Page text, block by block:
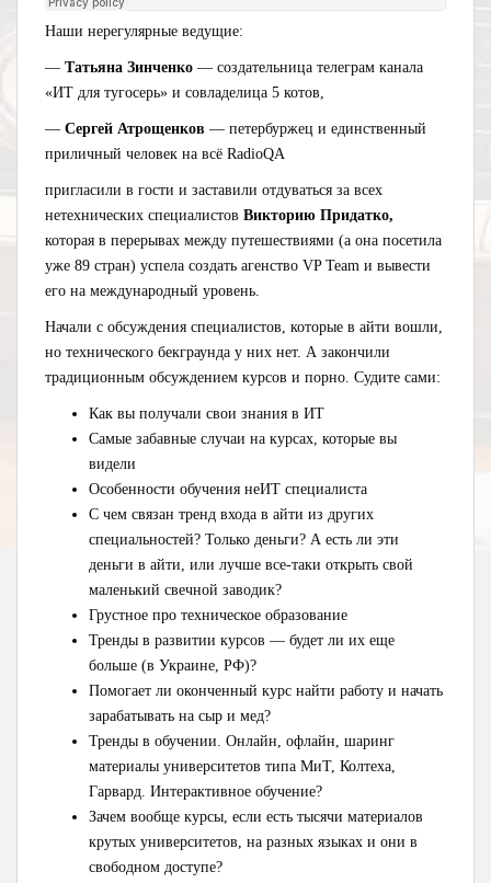
Наши нерегулярные ведущие:
— Татьяна Зинченко — создательница телеграм канала
«ИТ для тугосерь» и совладелица 5 котов,
— Сергей Атрощенков — петербуржец и единственный
приличный человек на всё RadioQA
пригласили в гости и заставили отдуваться за всех
нетехнических специалистов Викторию Придатко,
которая в перерывах между путешествиями (а она посетила
уже 89 стран) успела создать агенство VP Team и вывести
его на международный уровень.
Начали с обсуждения специалистов, которые в айти вошли,
но технического бекграунда у них нет. А закончили
традиционным обсуждением курсов и порно. Судите сами:
Как вы получали свои знания в ИТ
Самые забавные случаи на курсах, которые вы
видели
Особенности обучения неИТ специалиста
С чем связан тренд входа в айти из других
специальностей? Только деньги? А есть ли эти
деньги в айти, или лучше все-таки открыть свой
маленький свечной заводик?
Грустное про техническое образование
Тренды в развитии курсов — будет ли их еще
больше (в Украине, РФ)?
Помогает ли оконченный курс найти работу и начать
зарабатывать на сыр и мед?
Тренды в обучении. Онлайн, офлайн, шаринг
материалы университетов типа МиТ, Колтеха,
Гарвард. Интерактивное обучение?
Зачем вообще курсы, если есть тысячи материалов
крутых университетов, на разных языках и они в
свободном доступе?